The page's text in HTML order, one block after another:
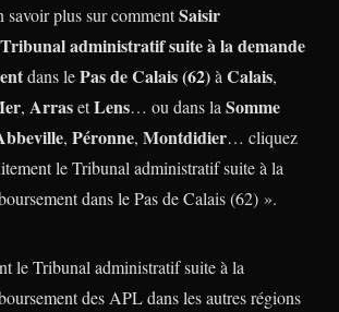
savoir plus sur commentSaisir
administratif suite à la demande
dans lePas de Calais (62)à Calais,
, ArrasetLens… ou dans la Somme
, Péronne, Montdidier… cliquez
le Tribunal administratif suite à la
dans le Pas de Calais (62) ».
le Tribunal administratif suite à la
des APL dans les autres régions